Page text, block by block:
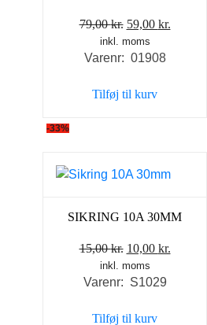
79,00kr. Den
oprindelige
pris
79,00 kr..
59,00 kr.
inkl. moms
Varenr: 01908
Tilføj til kurv
-33%
SIKRING 10A 30MM
15,00kr. Den
oprindelige
pris
10,00 kr.
inkl. moms
Varenr: S1029
Tilføj til kurv